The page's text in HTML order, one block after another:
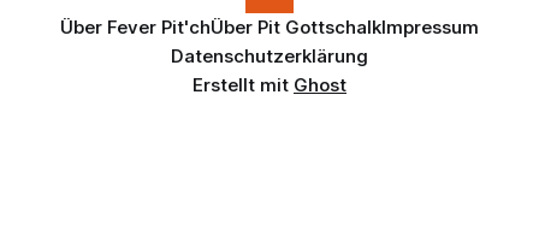
Über Fever Pit'chÜber Pit GottschalkImpressum
Datenschutzerklärung
Erstellt mit Ghost